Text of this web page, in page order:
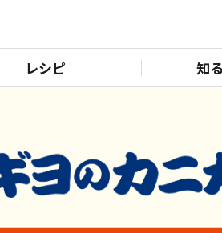
レシピ 知